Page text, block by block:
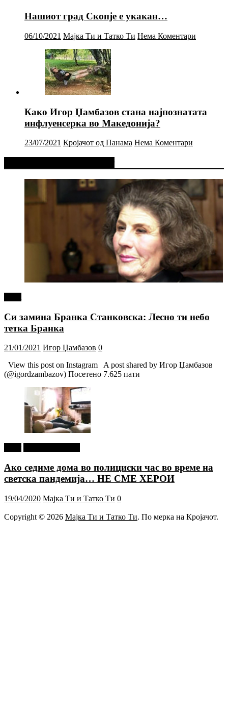
Нашиот град Скопје е укакан…
06/10/2021 Мајка Ти и Татко Ти Нема Коментари
Како Игор Џамбазов стана најпознатата
инфлуенсерка во Македонија?
23/07/2021 Кројачот од Панама Нема Коментари
Си замина Бранка Станковска: Лесно ти небо
тетка Бранка
21/01/2021 Игор Џамбазов 0
View this post on Instagram A post shared by Игор Џамбазов
(@igordzambazov) Посетено 7.625 пати
Ако седиме дома во полициски час во време на
светска пандемија… НЕ СМЕ ХЕРОИ
19/04/2020 Мајка Ти и Татко Ти 0
Copyright © 2026 Мајка Ти и Татко Ти. По мерка на Кројачот.